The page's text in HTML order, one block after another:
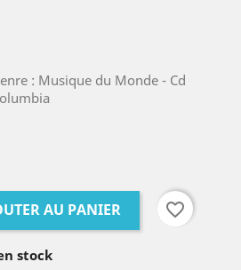
: Musique du Monde - Cd
AU PANIER favorite_border
stock